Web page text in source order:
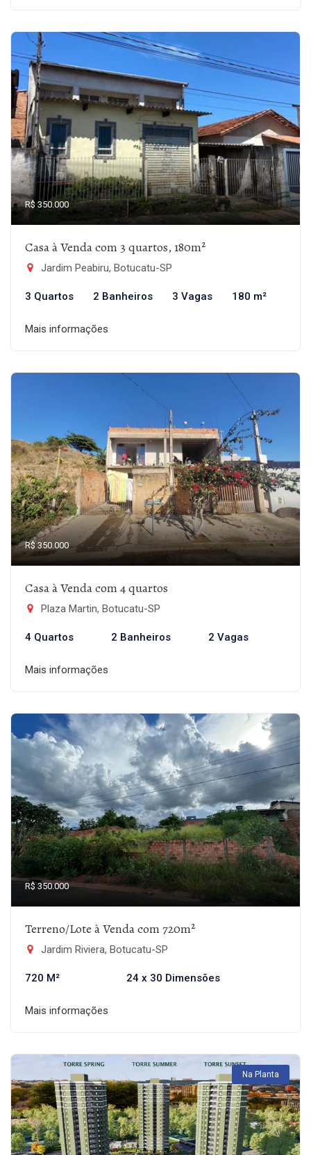
R$ 350.000
Casa à Venda com 3 quartos, 180m²
Jardim Peabiru, Botucatu-SP
3 Quartos 2 Banheiros 3 Vagas 180 m²
Mais informações
R$ 350.000
Casa à Venda com 4 quartos
Plaza Martin, Botucatu-SP
4 Quartos 2 Banheiros 2 Vagas
Mais informações
R$ 350.000
Terreno/Lote à Venda com 720m²
Jardim Riviera, Botucatu-SP
720 M² 24 x 30 Dimensões
Mais informações
Na Planta